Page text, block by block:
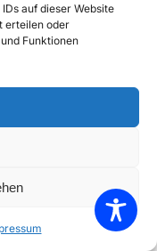
auf dieser Website
erteilen oder
Funktionen